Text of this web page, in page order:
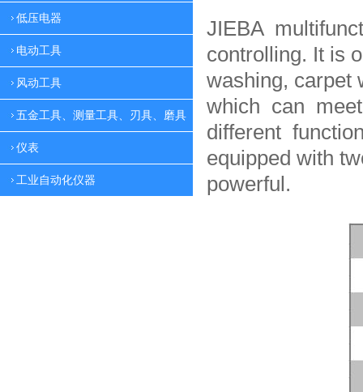
低压电器
电动工具
风动工具
五金工具、测量工具、刃具、磨具
仪表
工业自动化仪器
JIEBA
controlling. It is
washing, carpet
which can
different
equipped with
powerful.